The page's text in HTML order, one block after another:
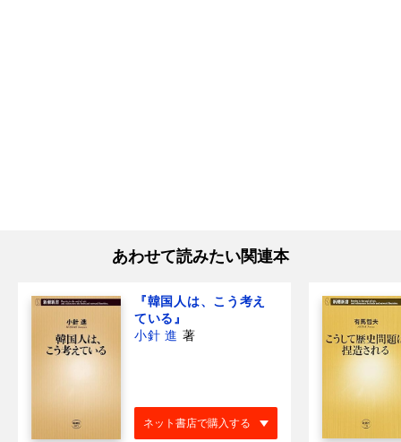
あわせて読みたい関連本
『韓国人は、こう考え
ている』
小針 進 著
ネット書店で購入する